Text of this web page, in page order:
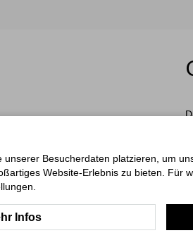
unserer Besucherdaten platzieren, um
Website-Erlebnis zu bieten. Für
Infos